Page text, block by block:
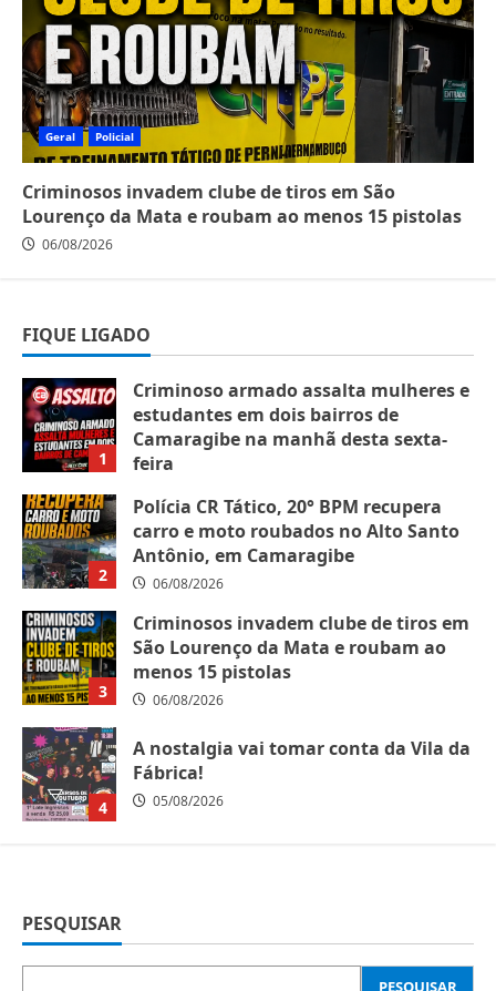
Geral Policial
Criminosos invadem clube de tiros em São
Lourenço da Mata e roubam ao menos 15 pistolas
06/08/2026
FIQUE LIGADO
1
Criminoso armado assalta mulheres e
estudantes em dois bairros de
Camaragibe na manhã desta sexta-
feira
2
Polícia CR Tático, 20° BPM recupera
carro e moto roubados no Alto Santo
Antônio, em Camaragibe
06/08/2026
3
Criminosos invadem clube de tiros em
São Lourenço da Mata e roubam ao
menos 15 pistolas
06/08/2026
4
A nostalgia vai tomar conta da Vila da
Fábrica!
05/08/2026
PESQUISAR
PESQUISAR